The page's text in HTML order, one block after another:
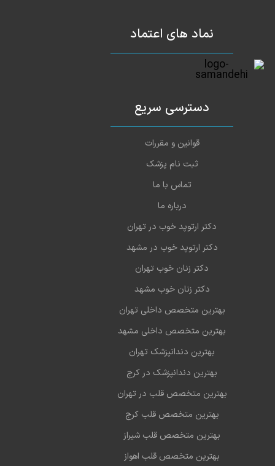
نماد های اعتماد
دسترسی سریع
قوانین و مقررات
ثبت نام پزشک
تماس با ما
درباره ما
دکتر ارتوپد خوب در تهران
دکتر ارتوپد خوب در مشهد
دکتر زنان خوب تهران
دکتر زنان خوب مشهد
بهترین متخصص داخلی تهران
بهترین متخصص داخلی مشهد
بهترین دندانپزشک تهران
بهترین دندانپزشک در کرج
بهترین متخصص قلب در تهران
بهترین متخصص قلب کرج
بهترین متخصص قلب شیراز
بهترین متخصص قلب اهواز